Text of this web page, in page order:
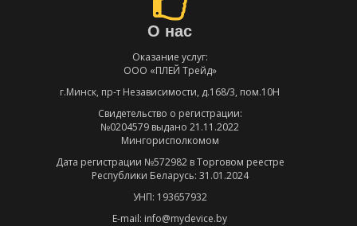
О нас
Оказание услуг:
ООО «ПЛЕЙ Трейд»
г.Минск, пр-т Независимости, д.168/3, пом.10Н
Свидетельство о регистрации:
№0204579 выдано 21.11.2022
Мингорисполкомом
Дата регистрации №572982 в Торговом реестре
Республики Беларусь: 31.01.2024
УНП: 193657932
E-mail: info@mydevice.by